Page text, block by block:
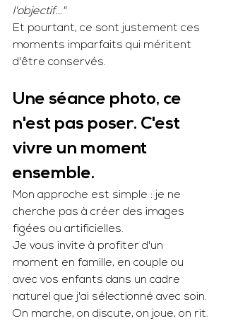
l'objectif..."
Et pourtant, ce sont justement ces
moments imparfaits qui méritent
d'être conservés.
Une séance photo, ce
n'est pas poser. C'est
vivre un moment
ensemble.
Mon approche est simple : je ne
cherche pas à créer des images
figées ou artificielles.
Je vous invite à profiter d'un
moment en famille, en couple ou
avec vos enfants dans un cadre
naturel que j'ai sélectionné avec soin.
On marche, on discute, on joue, on rit.